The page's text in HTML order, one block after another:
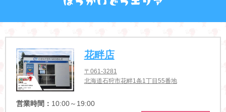
花畔店
〒061-3281
北海道石狩市花畔1条1丁目55番地
営業時間： 10:00～19:00